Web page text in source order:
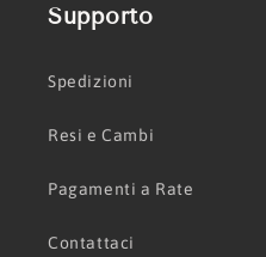
Supporto
Spedizioni
Resi e Cambi
Pagamenti a Rate
Contattaci